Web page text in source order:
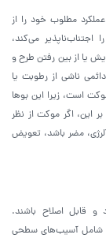
مطلوب خود را از
می‌کند،
یا از بین رفتن طرح و
ناشی از رطوبت یا
است، زیرا این بوها
این، اگر موکت از نظر
آلرژی، مضر باشد، تعویض
قابل اصلاح باشند.
شامل آسیب‌های سطحی